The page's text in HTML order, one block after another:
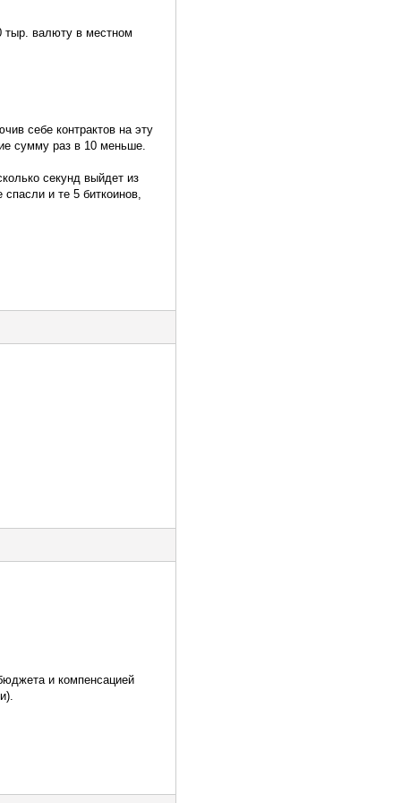
тыр. валюту в местном
себе контрактов на эту
сумму раз в 10 меньше.
секунд выйдет из
и те 5 биткоинов,
и компенсацией